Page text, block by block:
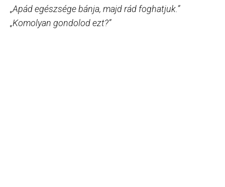
„Apád egészsége bánja, majd rád foghatjuk.”
„Komolyan gondolod ezt?”